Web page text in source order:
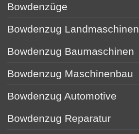
Bowdenzüge
Bowdenzug Landmaschinen
Bowdenzug Baumaschinen
Bowdenzug Maschinenbau
Bowdenzug Automotive
Bowdenzug Reparatur